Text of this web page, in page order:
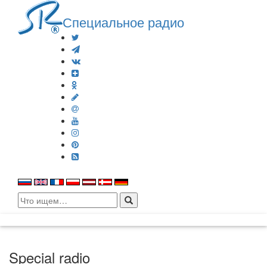
Специальное радио
Search
for:
Special radio